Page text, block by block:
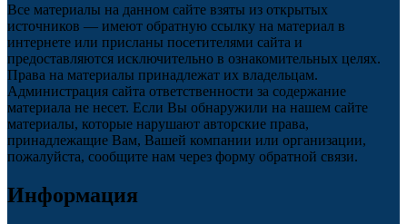
Все материалы на данном сайте взяты из открытых
источников — имеют обратную ссылку на материал в
интернете или присланы посетителями сайта и
предоставляются исключительно в ознакомительных целях.
Права на материалы принадлежат их владельцам.
Администрация сайта ответственности за содержание
материала не несет. Если Вы обнаружили на нашем сайте
материалы, которые нарушают авторские права,
принадлежащие Вам, Вашей компании или организации,
пожалуйста, сообщите нам через форму обратной связи.
Информация